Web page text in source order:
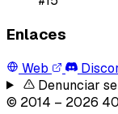
Enlaces
Web
Denunciar
© 2014 – 2026